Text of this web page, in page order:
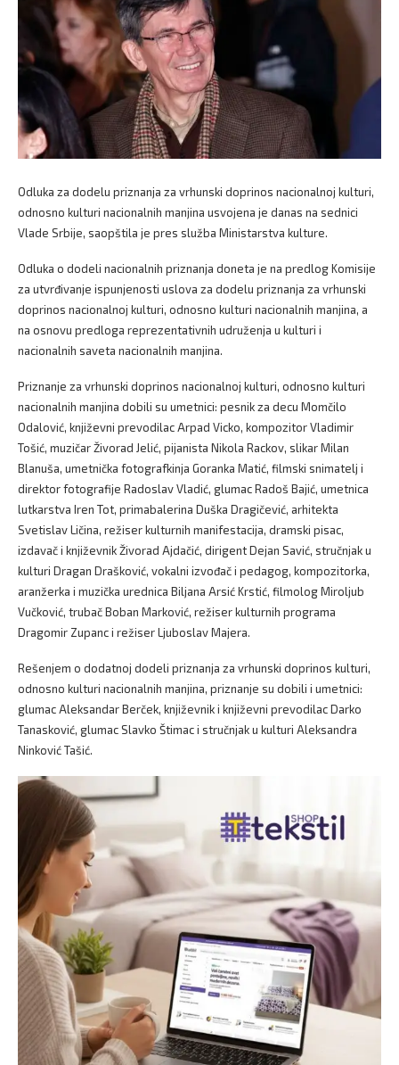
Odluka za dodelu priznanja za vrhunski doprinos nacionalnoj kulturi,
odnosno kulturi nacionalnih manjina usvojena je danas na sednici
Vlade Srbije, saopštila je pres služba Ministarstva kulture.
Odluka o dodeli nacionalnih priznanja doneta je na predlog Komisije
za utvrđivanje ispunjenosti uslova za dodelu priznanja za vrhunski
doprinos nacionalnoj kulturi, odnosno kulturi nacionalnih manjina, a
na osnovu predloga reprezentativnih udruženja u kulturi i
nacionalnih saveta nacionalnih manjina.
Priznanje za vrhunski doprinos nacionalnoj kulturi, odnosno kulturi
nacionalnih manjina dobili su umetnici: pesnik za decu Momčilo
Odalović, književni prevodilac Arpad Vicko, kompozitor Vladimir
Tošić, muzičar Živorad Jelić, pijanista Nikola Rackov, slikar Milan
Blanuša, umetnička fotografkinja Goranka Matić, filmski snimatelj i
direktor fotografije Radoslav Vladić, glumac Radoš Bajić, umetnica
lutkarstva Iren Tot, primabalerina Duška Dragičević, arhitekta
Svetislav Ličina, režiser kulturnih manifestacija, dramski pisac,
izdavač i književnik Živorad Ajdačić, dirigent Dejan Savić, stručnjak u
kulturi Dragan Drašković, vokalni izvođač i pedagog, kompozitorka,
aranžerka i muzička urednica Biljana Arsić Krstić, filmolog Miroljub
Vučković, trubač Boban Marković, režiser kulturnih programa
Dragomir Zupanc i režiser Ljuboslav Majera.
Rešenjem o dodatnoj dodeli priznanja za vrhunski doprinos kulturi,
odnosno kulturi nacionalnih manjina, priznanje su dobili i umetnici:
glumac Aleksandar Berček, književnik i književni prevodilac Darko
Tanasković, glumac Slavko Štimac i stručnjak u kulturi Aleksandra
Ninković Tašić.